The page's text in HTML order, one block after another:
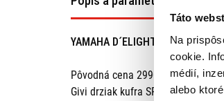
Táto
Na
cookie.
médií,
alebo
YAMAHA D´ELIGHT 125 ČIERNY
Pôvodná cena 2990€ + doplnky
Givi drziak kufra SR2134 – 94,95€